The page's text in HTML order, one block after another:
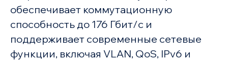
обеспечивает коммутационную
способность до 176 Гбит/с и
поддерживает современные сетевые
функции, включая VLAN, QoS, IPv6 и